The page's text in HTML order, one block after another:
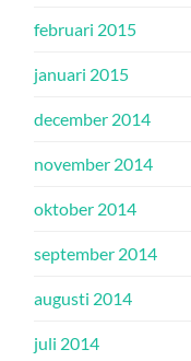
februari 2015
januari 2015
december 2014
november 2014
oktober 2014
september 2014
augusti 2014
juli 2014